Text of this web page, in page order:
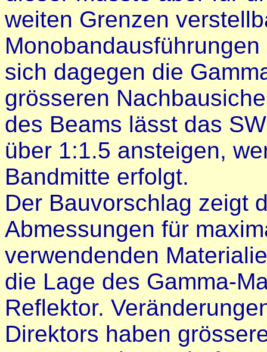
weiten Grenzen
sich dagegen die
grösseren
des Beams lässt das
über 1:1.5 ansteigen,
Bandmitte erfolgt.
Der Bauvorschlag zeigt
Abmessungen für
verwendenden
die Lage des Gamma-
Reflektor.
Direktors haben